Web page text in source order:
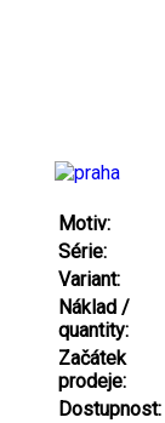
Motiv:
Série:
Variant:
Náklad /
quantity:
Začátek
prodeje:
Dostupnost: